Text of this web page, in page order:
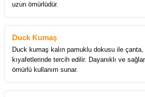
uzun ömürlüdür.
Duck Kumaş
Duck kumaş kalın pamuklu dokusu ile
kıyafetlerinde tercih edilir. Dayanıklı ve
ömürlü kullanım sunar.